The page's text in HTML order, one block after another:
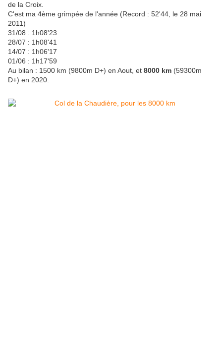
de la Croix.
C'est ma 4ème grimpée de l'année (Record : 52'44, le 28 mai
2011)
31/08 : 1h08'23
28/07 : 1h08'41
14/07 : 1h06'17
01/06 : 1h17'59
Au bilan : 1500 km (9800m D+) en Aout, et 8000 km (59300m
D+) en 2020.